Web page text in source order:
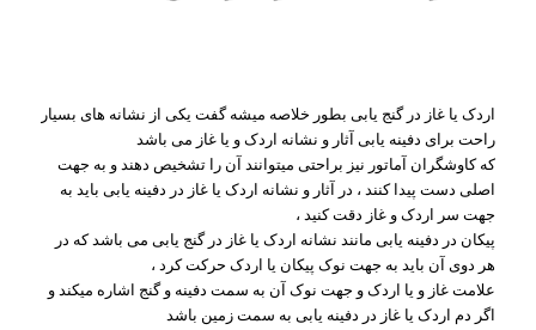
اردک یا غاز در گنج یابی بطور خلاصه میشه گفت یکی از نشانه های بسیار
راحت برای دفینه یابی آثار و نشانه اردک و یا غاز می باشد
که کاوشگران آماتور نیز براحتی میتوانند آن را تشخیص دهند و به جهت
اصلی دست پیدا کنند ، در آثار و نشانه اردک یا غاز در دفینه یابی باید به
جهت سر اردک و غاز دقت کنید ،
پیکان در دفینه یابی مانند نشانه اردک یا غاز در گنج یابی می باشد که در
هر دوی آن باید به جهت نوک پیکان یا اردک حرکت کرد ،
علامت غاز و یا اردک و جهت نوک آن به سمت دفینه و گنج اشاره میکند و
اگر دم اردک یا غاز در دفینه یابی به سمت زمین باشد